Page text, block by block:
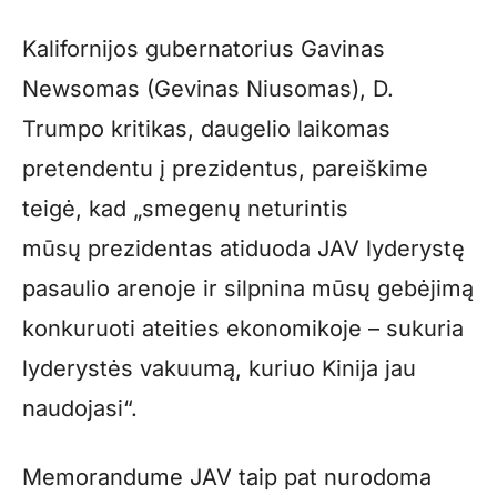
Kalifornijos gubernatorius Gavinas
Newsomas (Gevinas Niusomas), D.
Trumpo kritikas, daugelio laikomas
pretendentu į prezidentus, pareiškime
teigė, kad „smegenų neturintis
mūsų prezidentas atiduoda JAV lyderystę
pasaulio arenoje ir silpnina mūsų gebėjimą
konkuruoti ateities ekonomikoje – sukuria
lyderystės vakuumą, kuriuo Kinija jau
naudojasi“.
Memorandume JAV taip pat nurodoma